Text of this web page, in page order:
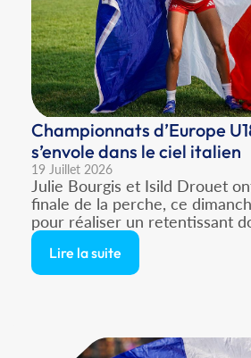
Championnats d’Europe
s’envole dans le ciel italien
19 Juillet 2026
Julie Bourgis et Isild Drouet
finale de la perche, ce
pour réaliser un retentissant
Lire la suite